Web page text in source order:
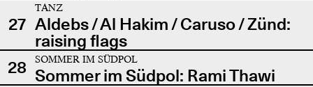
27
TANZ
Aldebs / Al Hakim / Caruso / Zünd:
raising flags
28
SOMMER IM SÜDPOL
Sommer im Südpol: Rami Thawi